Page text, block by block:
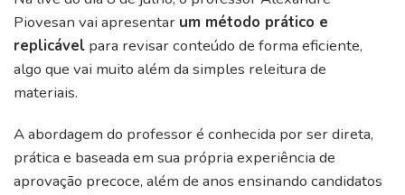
Piovesan vai apresentar um método prático e
replicável para revisar conteúdo de forma eficiente,
algo que vai muito além da simples releitura de
materiais.
A abordagem do professor é conhecida por ser direta,
prática e baseada em sua própria experiência de
aprovação precoce, além de anos ensinando candidatos